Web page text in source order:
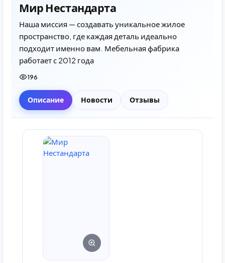
Мир Нестандарта
Наша миссия — создавать уникальное жилое
пространство, где каждая деталь идеально
подходит именно вам. Мебельная фабрика
работает с 2012 года
196
Описание Новости Отзывы